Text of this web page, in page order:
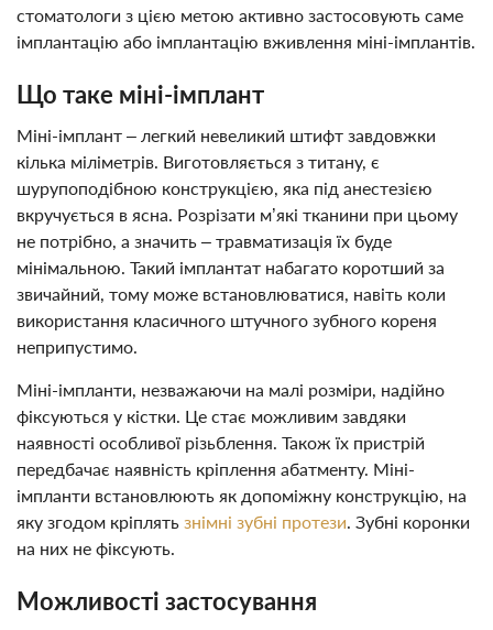
стоматологи з цією метою активно застосовують саме
імплантацію або імплантацію вживлення міні-імплантів.
Що таке міні-імплант
Міні-імплант – легкий невеликий штифт завдовжки
кілька міліметрів. Виготовляється з титану, є
шурупоподібною конструкцією, яка під анестезією
вкручується в ясна. Розрізати м’які тканини при цьому
не потрібно, а значить – травматизація їх буде
мінімальною. Такий імплантат набагато коротший за
звичайний, тому може встановлюватися, навіть коли
використання класичного штучного зубного кореня
неприпустимо.
Міні-імпланти, незважаючи на малі розміри, надійно
фіксуються у кістки. Це стає можливим завдяки
наявності особливої ​​різьблення. Також їх пристрій
передбачає наявність кріплення абатменту. Міні-
імпланти встановлюють як допоміжну конструкцію, на
яку згодом кріплять знімні зубні протези. Зубні коронки
на них не фіксують.
Можливості застосування